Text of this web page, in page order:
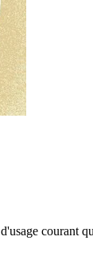
courant